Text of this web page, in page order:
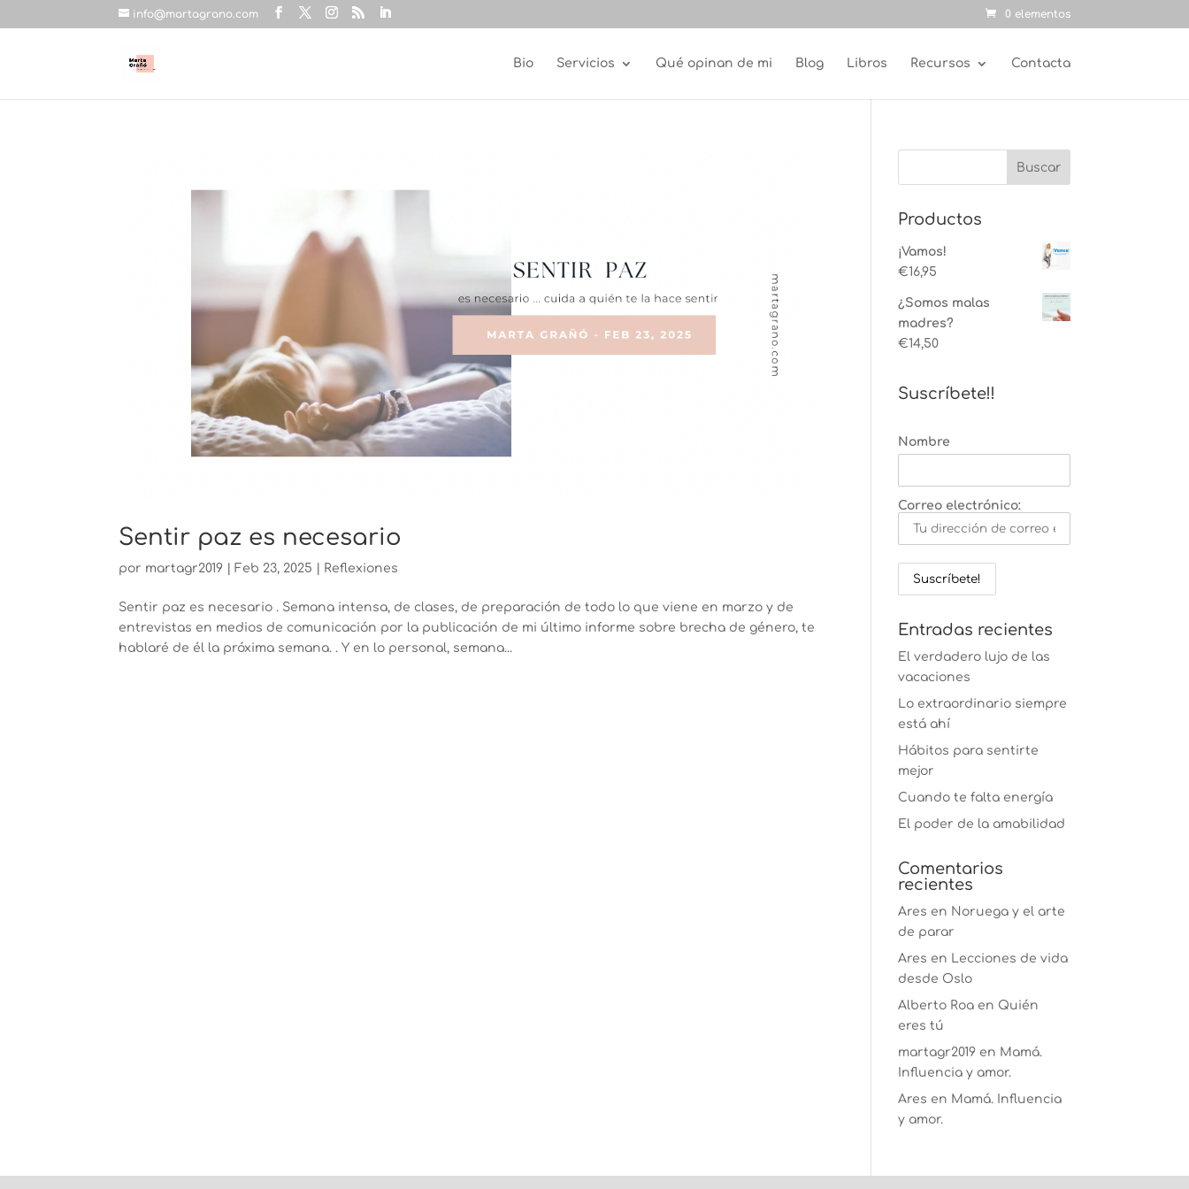
info@martagrano.com 0 elementos
Bio Servicios Qué opinan de mi Blog Libros Recursos Contacta
Sentir paz es necesario
por martagr2019 Feb 23, 2025 Reflexiones
Sentir paz es necesario . Semana intensa, de clases, de preparación de todo lo que viene en marzo y de
entrevistas en medios de comunicación por la publicación de mi último informe sobre brecha de género, te
hablaré de él la próxima semana. . Y en lo personal, semana...
Productos
¡Vamos!
€16,95
¿Somos malas
madres?
€14,50
Suscríbete!!
Nombre
Correo electrónico:
Entradas recientes
El verdadero lujo de las
vacaciones
Lo extraordinario siempre
está ahí
Hábitos para sentirte
mejor
Cuando te falta energía
El poder de la amabilidad
Comentarios
recientes
Ares en Noruega y el arte
de parar
Ares en Lecciones de vida
desde Oslo
Alberto Roa en Quién
eres tú
martagr2019 en Mamá.
Influencia y amor.
Ares en Mamá. Influencia
y amor.